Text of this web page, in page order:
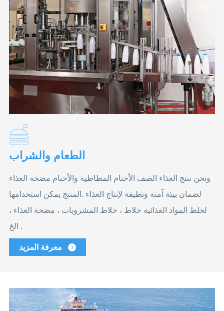
الطعام والشراب
ونحن ننتج الغذاء الصف الأختام المطاطية والأختام مضخة الغذاء
لضمان بيئة آمنة ونظيفة لإنتاج الغذاء .المنتج يمكن استخدامها
لخلط المواد الغذائية خلاط ، خلاط المشروبات ، مضخة الغذاء ،
الخ .